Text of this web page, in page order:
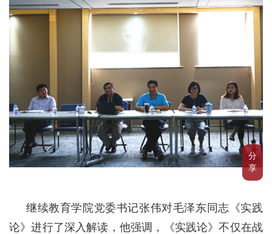
分
享
继续教育学院党委书记张伟对毛泽东同志《实践
论》进行了深入解读，他强调，《实践论》不仅在战